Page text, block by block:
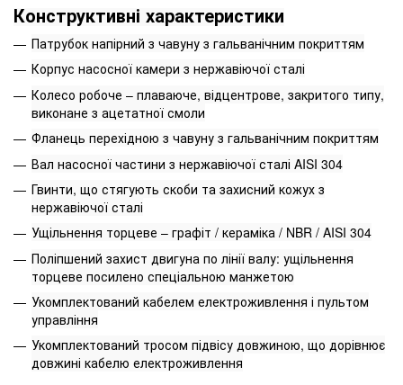
Конструктивні характеристики
Патрубок напірний з чавуну з гальванічним покриттям
Корпус насосної камери з нержавіючої сталі
Колесо робоче – плаваюче, відцентрове, закритого типу,
виконане з ацетатної смоли
Фланець перехідною з чавуну з гальванічним покриттям
Вал насосної частини з нержавіючої сталі AISI 304
Гвинти, що стягують скоби та захисний кожух з
нержавіючої сталі
Ущільнення торцеве – графіт / кераміка / NBR / AISI 304
Поліпшений захист двигуна по лінії валу: ущільнення
торцеве посилено спеціальною манжетою
Укомплектований кабелем електроживлення і пультом
управління
Укомплектований тросом підвісу довжиною, що дорівнює
довжині кабелю електроживлення